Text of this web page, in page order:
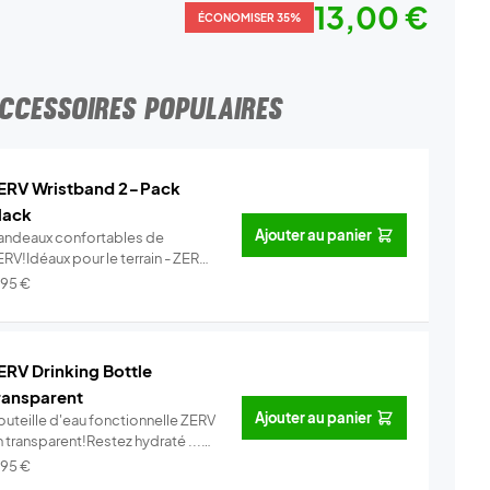
ÉCONOMISER 35% 13,00 €
POPULAIRES
Wristband 2-Pack
confortables de
pour le terrain - ZERV
€
Ajouter au panier
Drinking Bottle
d'eau fonctionnelle ZERV
transparent!Restez hydraté ...
Info€
Ajouter au panier